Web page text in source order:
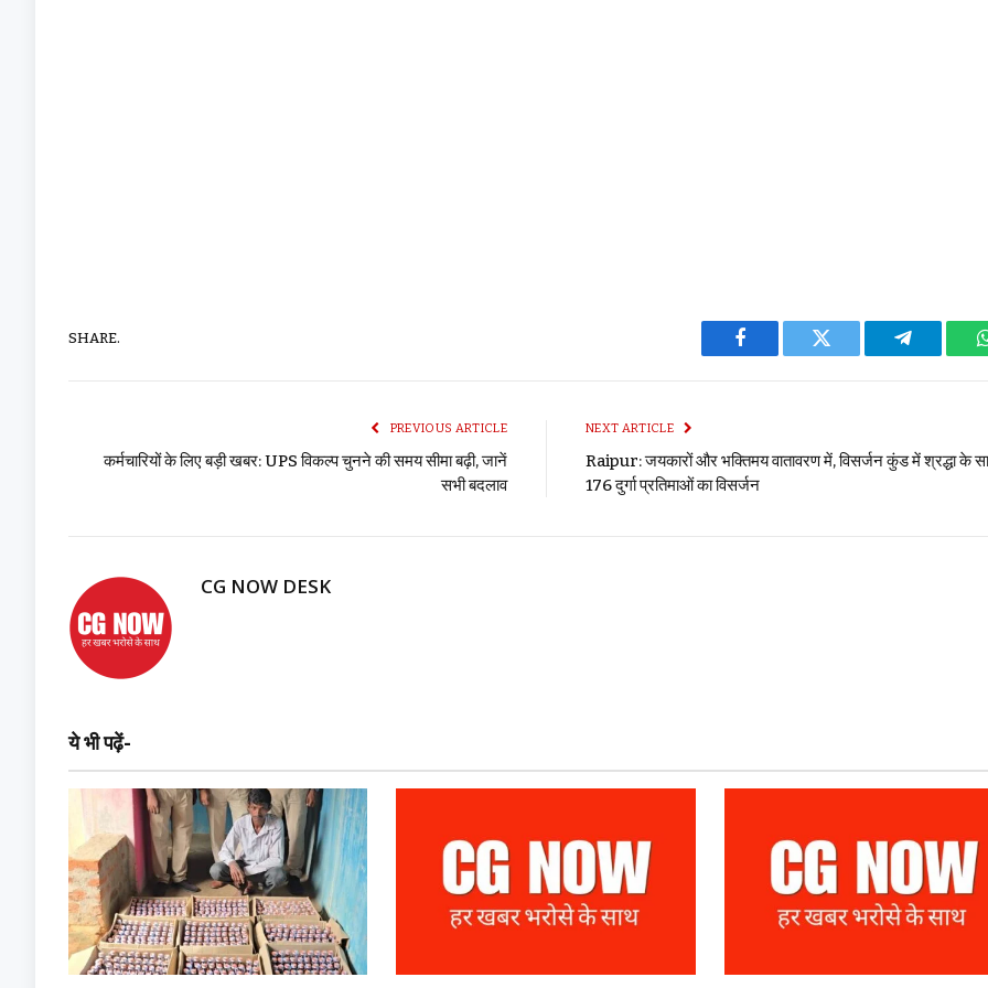
SHARE.
Facebook Twitter Telegram
PREVIOUS ARTICLE
कर्मचारियों के लिए बड़ी खबर: UPS विकल्प चुनने की समय सीमा बढ़ी, जानें
सभी बदलाव
NEXT ARTICLE
Raipur: जयकारों और भक्तिमय वातावरण में, विसर्जन कुंड में श्रद्धा के
176 दुर्गा प्रतिमाओं का विसर्जन
CG NOW DESK
ये भी पढ़ें-